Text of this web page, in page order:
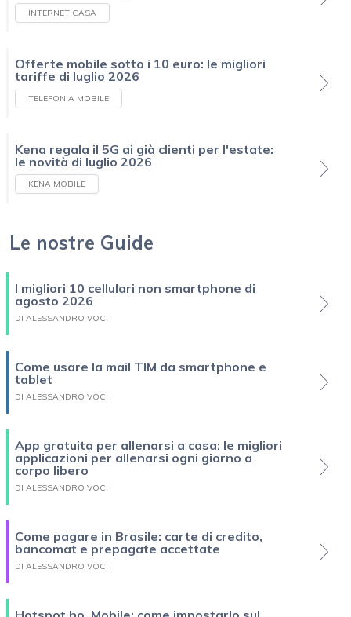
INTERNET CASA
Offerte mobile sotto i 10 euro: le migliori
tariffe di luglio 2026
TELEFONIA MOBILE
Kena regala il 5G ai già clienti per l'estate:
le novità di luglio 2026
KENA MOBILE
Le nostre Guide
I migliori 10 cellulari non smartphone di
agosto 2026
DI ALESSANDRO VOCI
Come usare la mail TIM da smartphone e
tablet
DI ALESSANDRO VOCI
App gratuita per allenarsi a casa: le migliori
applicazioni per allenarsi ogni giorno a
corpo libero
DI ALESSANDRO VOCI
Come pagare in Brasile: carte di credito,
bancomat e prepagate accettate
DI ALESSANDRO VOCI